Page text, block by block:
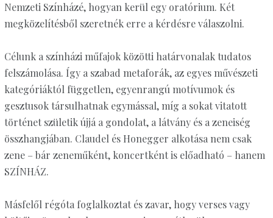
Nemzeti Színházé, hogyan kerül egy oratórium. Két
megközelítésből szeretnék erre a kérdésre válaszolni.
Célunk a színházi műfajok közötti határvonalak tudatos
felszámolása. Így a szabad metaforák, az egyes művészeti
kategóriáktól független, egyenrangú motívumok és
gesztusok társulhatnak egymással, míg a sokat vitatott
történet születik újjá a gondolat, a látvány és a zeneiség
összhangjában. Claudel és Honegger alkotása nem csak
zene – bár zeneműként, koncertként is előadható – hanem
SZÍNHÁZ.
Másfelől régóta foglalkoztat és zavar, hogy verses vagy